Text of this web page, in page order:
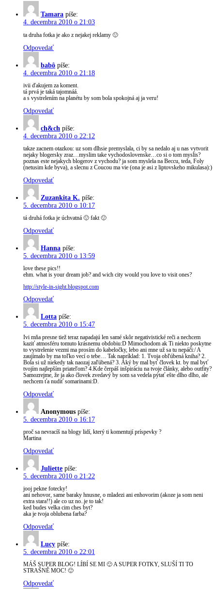
Tamara píše:
4. decembra 2010 o 21:03
ta druha fotka je ako z nejakej reklamy 🙂
Odpovedať
babô píše:
4. decembra 2010 o 21:18
ivii ďakujem za koment.
tá prvá je taká tajomnáá.
a s vystrelením na planétu by som bola spokojná aj ja veru!
Odpovedať
ch&ch píše:
4. decembra 2010 o 22:12
takze zacnem otazkou: uz som dlhsie premyslala, ci by sa nedalo aj u nas vytvorit
nejaky blogersky zraz…myslim take vychodoslovenske…co si o tom myslis?
poznas este nejakych blogerov z vychodu? ja som myslela na Beccu, teda, Foly
(netusim kde byva), a slecnu z Coucou ma vie (ona je asi z liptovskeho mikulasa):)
Odpovedať
Zuzankita K. píše:
5. decembra 2010 o 10:17
tá druhá fotka je úchvatná 🙂 fakt 🙂
Odpovedať
Hanna píše:
5. decembra 2010 o 13:59
love these pics!!
ehm. what is your dream job? and wich city would you love to visit ones?
http://style-in-sight.blogspot.com
Odpovedať
Lotta píše:
5. decembra 2010 o 15:47
Ivi mňa presne tiež teraz napadajú len samé skôr negativistické reči a nechcem
kaziť atmosféru tomuto krásnemu obdobiu:D Mimochodom ak Ti niekto poskytne
to vystrelenie vezmi ma prosím do kabeločky, lebo ani mne už sa tu nepáči:/ A
zaujímalo by ma toľko vecí o tebe… Tak napríklad: 1. Tvoja obľúbená kniha? 2.
Bola si už niekedy tak naozaj zaľúbená? 3. Aký by mal byť človek kt. by mal byť
tvojím najlepším priateľom? 4.Kde čerpáš inšpiráciu na tvoje články, alebo outfity?
Samozrejme, že ja ako človek zvedavý by som sa vedela pýtať ešte dlho dlho, ale
nechcem ťa nudiť somarinami:D.
Odpovedať
Anonymous píše:
5. decembra 2010 o 16:17
proč sa nevracíš na blogy lidí, který ti komentují príspevky ?
Martina
Odpovedať
Juliette píše:
5. decembra 2010 o 21:22
jooj pekne fotecky!
ani nehovor, same baraky hnusne, o mladezi ani enhovorim (akoze ja som neni
extra stara!!) ale co uz no..je to tak!
ked budes velka cim ches byt?
aka je tvoja oblubena farba?
Odpovedať
Lucy píše:
5. decembra 2010 o 22:01
MÁŠ SUPER BLOG! LÍBÍ SE MI 🙂 A SUPER FOTKY, SLUŠÍ TI TO
STRAŠNĚ MOC! 🙂
Odpovedať